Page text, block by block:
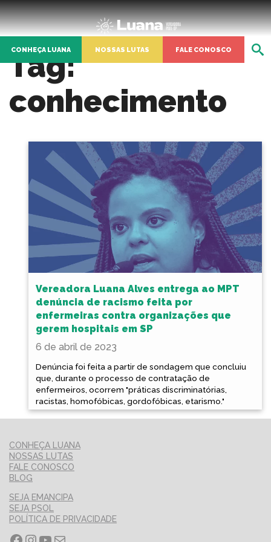
CONHEÇA LUANA NOSSAS LUTAS FALE CONOSCO
Tag:
conhecimento
Vereadora Luana Alves entrega ao MPT
denúncia de racismo feita por
enfermeiras contra organizações que
gerem hospitais em SP
6 de abril de 2023
Denúncia foi feita a partir de sondagem que concluiu
que, durante o processo de contratação de
enfermeiros, ocorrem "práticas discriminatórias,
racistas, homofóbicas, gordofóbicas, etarismo."
CONHEÇA LUANA
NOSSAS LUTAS
FALE CONOSCO
BLOG
SEJA EMANCIPA
SEJA PSOL
POLÍTICA DE PRIVACIDADE